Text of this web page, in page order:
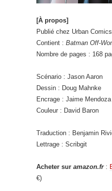
[À propos]
Publié chez Urban
Contient : Batman Off-
Nombre de pages : 168
Scénario : Jason Aaron
Dessin : Doug Mahnke
Encrage : Jaime Mendoza
Couleur : David Baron
Traduction : Benjamin
Lettrage : Scribgit
Acheter sur amazon.fr:
€)